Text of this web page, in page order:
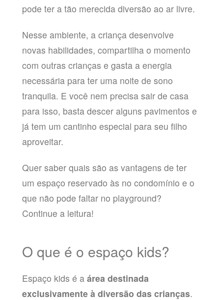
pode ter a tão merecida diversão ao ar livre.
Nesse ambiente, a criança desenvolve
novas habilidades, compartilha o momento
com outras crianças e gasta a energia
necessária para ter uma noite de sono
tranquila. E você nem precisa sair de casa
para isso, basta descer alguns pavimentos e
já tem um cantinho especial para seu filho
aproveitar.
Quer saber quais são as vantagens de ter
um espaço reservado às no condomínio e o
que não pode faltar no playground?
Continue a leitura!
O que é o espaço kids?
Espaço kids é a área destinada
exclusivamente à diversão das crianças.